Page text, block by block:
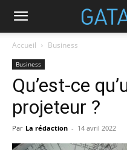
Accueil Business
Business
Qu’est-ce
projeteur ?
Par La rédaction - 14 avril 2022